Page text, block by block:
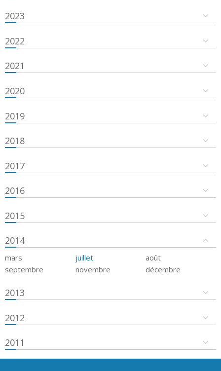
2023
2022
2021
2020
2019
2018
2017
2016
2015
2014
mars juillet
août
septembre
novembre décembre
2013
2012
2011